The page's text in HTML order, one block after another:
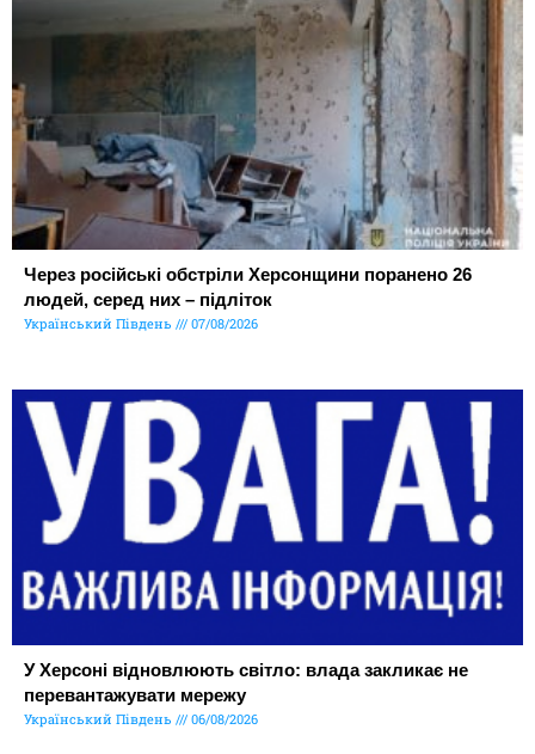
Через російські обстріли Херсонщини поранено 26
людей, серед них – підліток
Український Південь 07/08/2026
У Херсоні відновлюють світло: влада закликає не
перевантажувати мережу
Український Південь 06/08/2026